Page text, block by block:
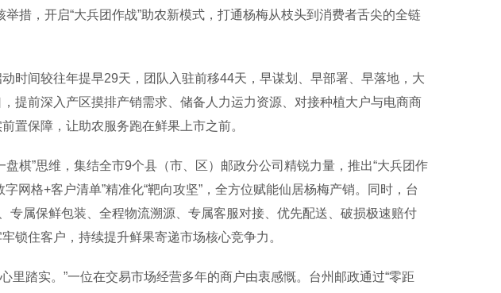
措，开启“大兵团作战”助农新模式，打通杨梅从枝头到消费者舌尖的全链
间较往年提早29天，团队入驻前移44天，早谋划、早部署、早落地，大
提前深入产区摸排产销需求、储备人力运力资源、对接种植大户与电商商
置保障，让助农服务跑在鲜果上市之前。
”思维，集结全市9个县（市、区）邮政分公司精锐力量，推出“大兵团作
字网格+客户清单”精准化“靶向攻坚”，全方位赋能仙居杨梅产销。同时，台
专属保鲜包装、全程物流溯源、专属客服对接、优先配送、破损极速赔付
锁住客户，持续提升鲜果寄递市场核心竞争力。
踏实。”一位在交易市场经营多年的商户由衷感慨。台州邮政通过“零距